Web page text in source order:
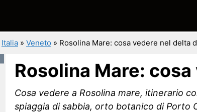
Italia » Veneto » Rosolina Mare: cosa vedere nel delta
Rosolina Mare:
Cosa vedere a Rosolina mare, itinerario
spiaggia di sabbia, orto botanico di Porto